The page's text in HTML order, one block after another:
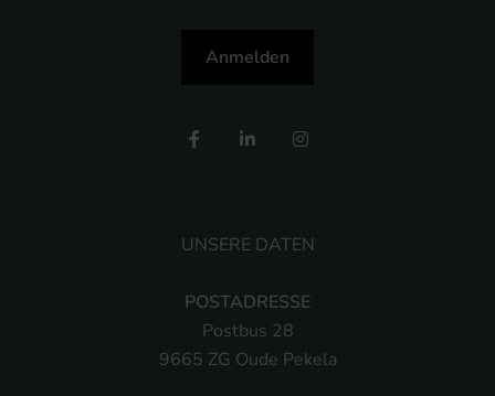
UNSERE DATEN
POSTADRESSE
Postbus 28
9665 ZG Oude Pekela
Anmelden